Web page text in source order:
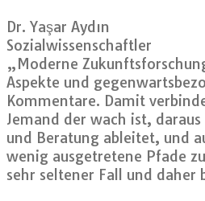
Dr. Yaşar Aydın
Sozialwissenschaftler
„Moderne
Aspekte und
Kommentare. Damit
Jemand der wach ist,
und Beratung ableitet, und
wenig ausgetretene Pfade
sehr seltener Fall und daher